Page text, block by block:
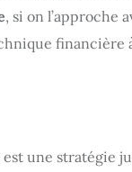
, si on l’approche
financière
une stratégie